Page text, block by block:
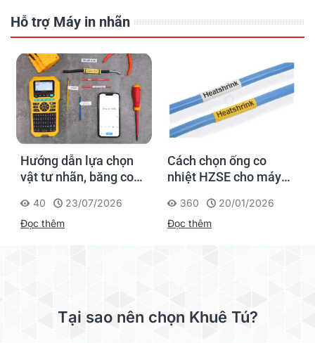
Hỗ trợ Máy in nhãn
Hướng dẫn lựa chọn
vật tư nhãn, băng co
Supvan G15M Pro
40
23/07/2026
Đọc thêm
Cách chọn ống co
nhiệt HZSE cho máy in
360
20/01/2026
Đọc thêm
Tại sao nên chọn Khuê Tú?